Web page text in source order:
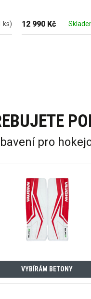
ks) 12 990 Kč
pro
VYBÍRÁM BETONY